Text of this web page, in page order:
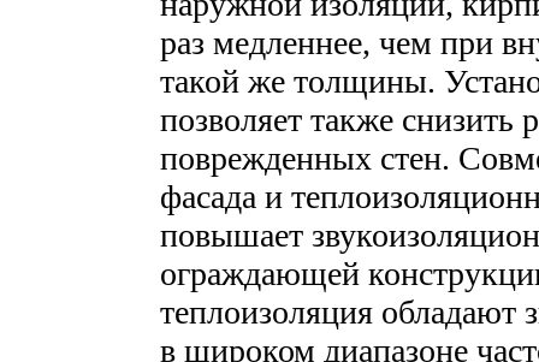
раз медленнее, чем при
такой же толщины.
позволяет также снизить
поврежденных стен.
фасада и
повышает
ограждающей
теплоизоляция
в широком диапазоне